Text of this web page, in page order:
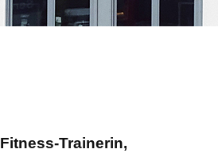
Fitness-Trainerin,